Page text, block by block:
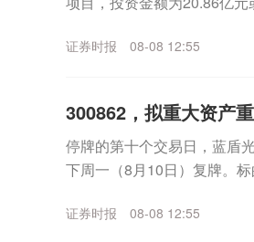
证券时报 08-08 12:55
300862，拟重大资产
停牌的第十个交易日，蓝盾
下周一（8月10日）复牌。
证券时报 08-08 12:55